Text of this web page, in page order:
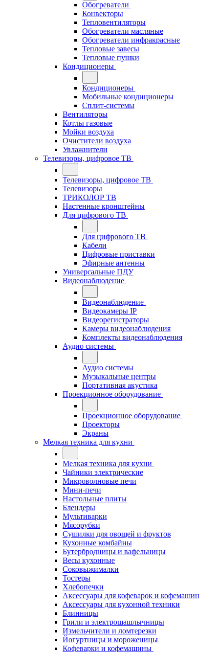
Обогреватели
Конвекторы
Тепловентиляторы
Обогреватели масляные
Обогреватели инфракрасные
Тепловые завесы
Тепловые пушки
Кондиционеры
Кондиционеры
Мобильные кондиционеры
Сплит-системы
Вентиляторы
Котлы газовые
Мойки воздуха
Очистители воздуха
Увлажнители
Телевизоры, цифровое ТВ
Телевизоры, цифровое ТВ
Телевизоры
ТРИКОЛОР ТВ
Настенные кронштейны
Для цифрового ТВ
Для цифрового ТВ
Кабели
Цифровые приставки
Эфирные антенны
Универсальные ПДУ
Видеонаблюдение
Видеонаблюдение
Видеокамеры IP
Видеорегистраторы
Камеры видеонаблюдения
Комплекты видеонаблюдения
Аудио системы
Аудио системы
Музыкальные центры
Портативная акустика
Проекционное оборудование
Проекционное оборудование
Проекторы
Экраны
Мелкая техника для кухни
Мелкая техника для кухни
Чайники электрические
Микроволновые печи
Мини-печи
Настольные плиты
Блендеры
Мультиварки
Мясорубки
Сушилки для овощей и фруктов
Кухонные комбайны
Бутербродницы и вафельницы
Весы кухонные
Соковыжималки
Тостеры
Хлебопечки
Аксессуары для кофеварок и кофемашин
Аксессуары для кухонной техники
Блинницы
Грили и электрошашлычницы
Измельчители и ломтерезки
Йогуртницы и мороженицы
Кофеварки и кофемашины